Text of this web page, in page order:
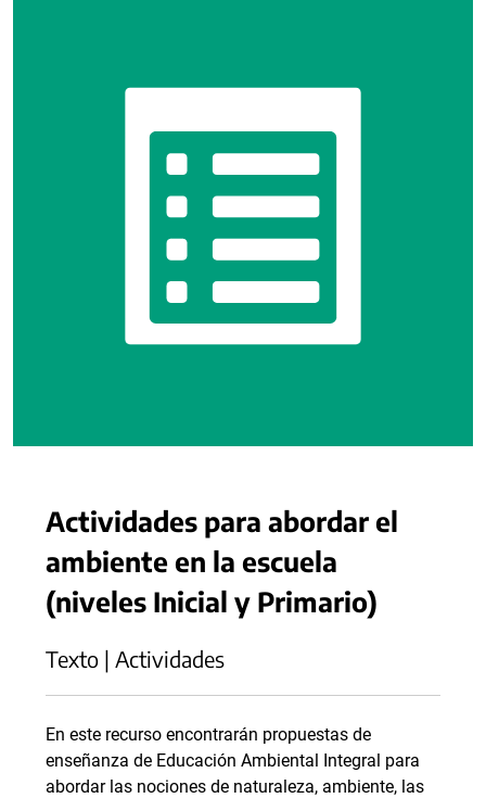
Actividades para abordar el
ambiente en la escuela
(niveles Inicial y Primario)
Texto | Actividades
En este recurso encontrarán propuestas de
enseñanza de Educación Ambiental Integral para
abordar las nociones de naturaleza, ambiente, las